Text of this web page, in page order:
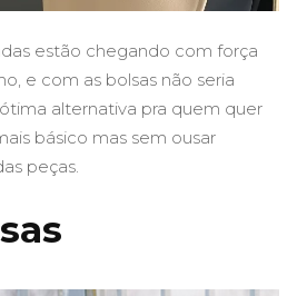
estão chegando com força
e com as bolsas não seria
alternativa pra quem quer
básico mas sem ousar
peças.